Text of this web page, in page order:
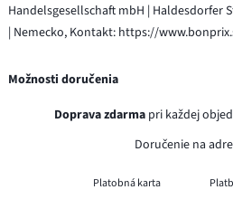
Handelsgesellschaft mbH | Haldesdorfer
| Nemecko, Kontakt: https://
Možnosti doručenia
Doprava zdarmapri každej
Doručenie na
Platobná karta